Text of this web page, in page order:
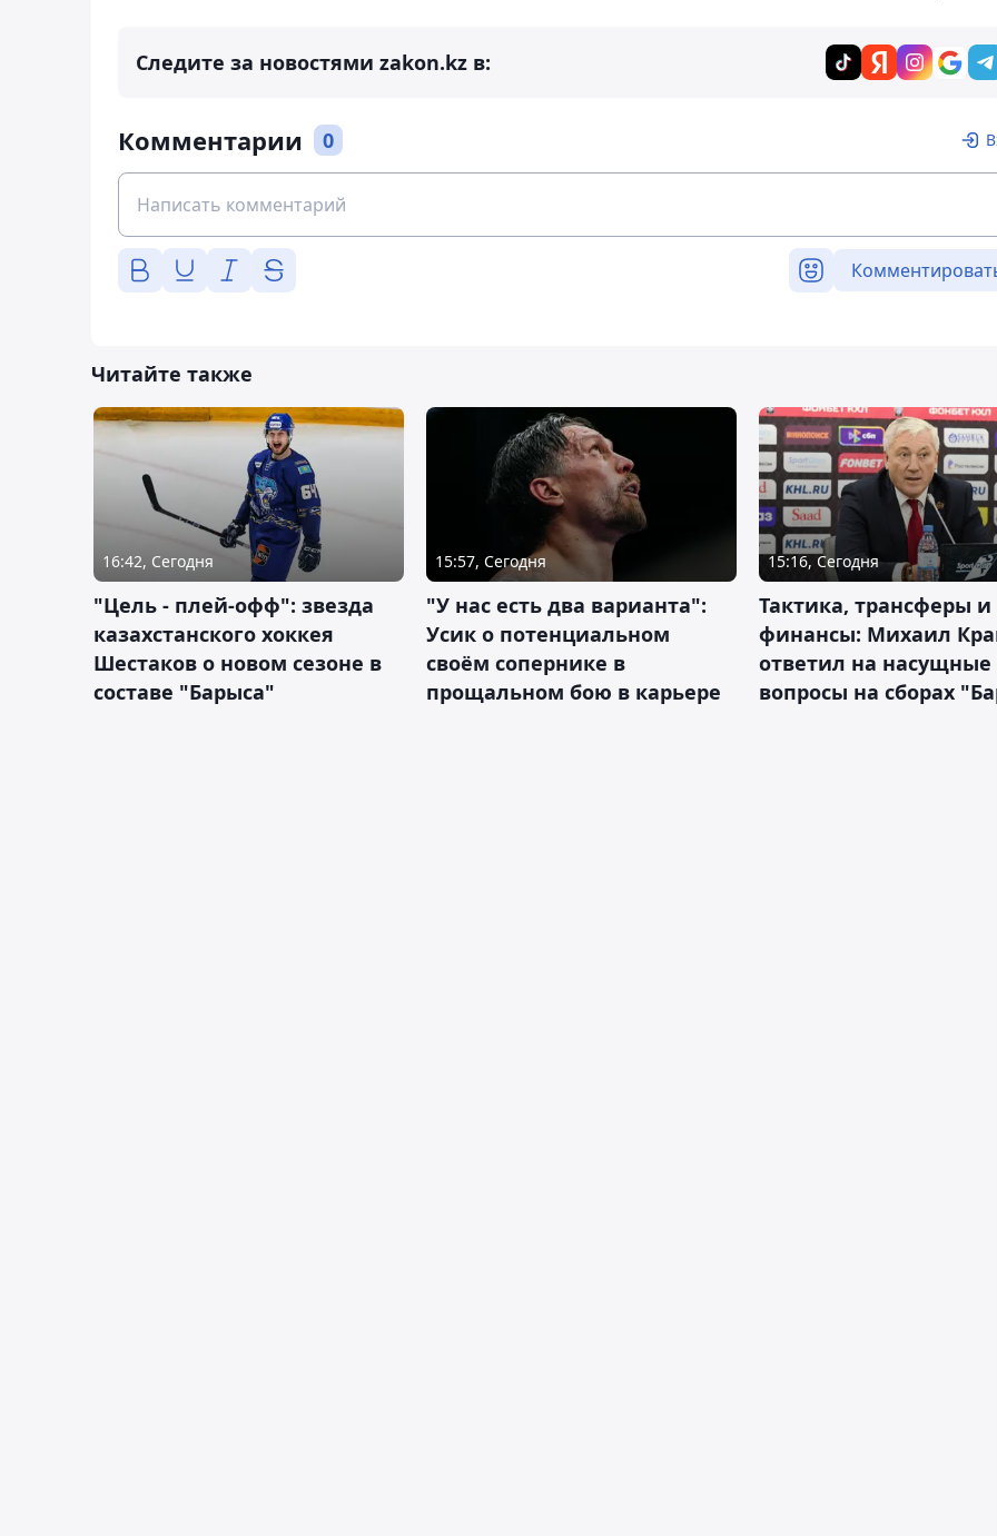
Следите за новостями zakon.kz в:
Комментарии 0
Читайте также
16:42, Сегодня
"Цель - плей-офф": звезда
казахстанского хоккея
Шестаков о новом сезоне в
составе "Барыса"
15:57, Сегодня
"У нас есть два варианта":
Усик о потенциальном
своём сопернике в
прощальном бою в карьере
15:16, Сегодня
Тактика, трансферы и
финансы: Михаил
ответил на насущные
вопросы на сборах